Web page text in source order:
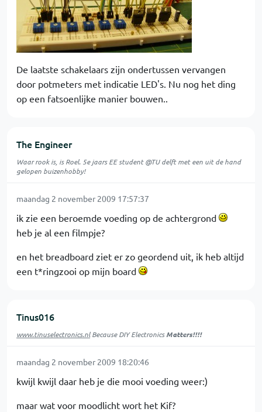
De laatste schakelaars zijn ondertussen vervangen
door potmeters met indicatie LED's. Nu nog het ding
op een fatsoenlijke manier bouwen..
The Engineer
Waar rook is, is Roel. 5e jaars EE student @TU delft met een uit de hand
gelopen buizenhobby!
maandag 2 november 2009 17:57:37
ik zie een beroemde voeding op de achtergrond
heb je al een filmpje?
en het breadboard ziet er zo geordend uit, ik heb altijd
een t*ringzooi op mijn board
Tinus016
www.tinuselectronics.nlBecause DIY ElectronicsMatters!!!!
maandag 2 november 2009 18:20:46
kwijl kwijl daar heb je die mooi voeding weer:)
maar wat voor moodlicht wort het Kif?